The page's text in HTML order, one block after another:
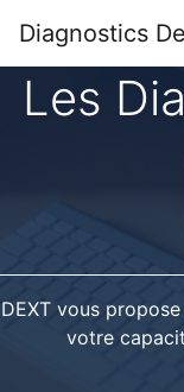
Diagnostics
Les
DEXT vous
votre